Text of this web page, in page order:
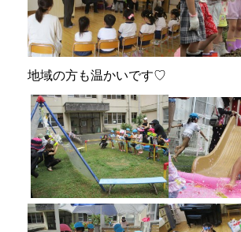
地域の方も温かいです♡